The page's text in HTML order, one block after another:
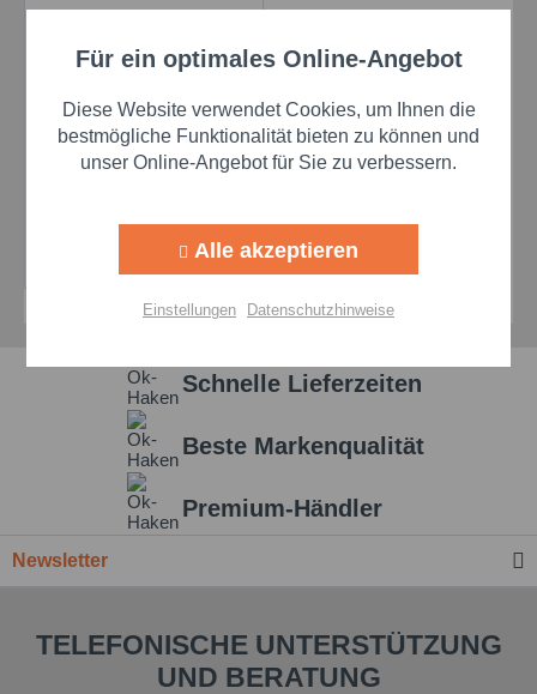
208 l Fass
Inhalt208 Liter(5,46 € * / 1 Liter)
Schnelle Lieferzeiten
Beste Markenqualität
Premium-Händler
Newsletter
TELEFONISCHE UNTERSTÜTZUNG
UND BERATUNG
Funktionale Aktiv
Marketing Aktiv
Personalisierung Aktiv
Für ein optimales Online-Angebot
Diese Website verwendet Cookies, um Ihnen die
bestmögliche Funktionalität bieten zu können und
unser Online-Angebot für Sie zu verbessern.
Alle akzeptieren
Einstellungen Datenschutzhinweise